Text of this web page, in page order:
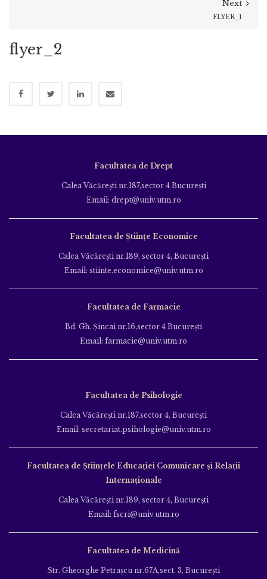
Next
FLYER_1
flyer_2
Facultatea de Drept
Calea Văcăreşti nr.187,sector 4 Bucureşti
Email: drept@univ.utm.ro
Facultatea de Științe Economice
Calea Văcăreşti nr.189, sector 4, Bucureşti
Email: stiinte.economice@univ.utm.ro
Facultatea de Farmacie
Bd. Gh. Şincai nr.16,sector 4 Bucureşti
Email: farmacie@univ.utm.ro
Facultatea de Psihologie
Calea Văcăreşti nr.187,sector 4, Bucureşti
Email: secretariat.psihologie@univ.utm.ro
Facultatea de Ştiinţele Educației Comunicare și Relații
Internaționale
Calea Văcăreşti nr.189, sector 4, Bucureşti
Email: fscri@univ.utm.ro
Facultatea de Medicină
Str. Gheorghe Petraşcu nr.67A,sect. 3, Bucureşti